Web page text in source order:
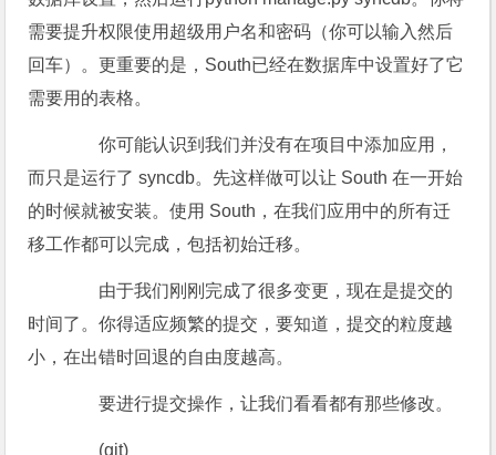
需要提升权限使用超级用户名和密码（你可以输入然后
回车）。更重要的是，South已经在数据库中设置好了它
需要用的表格。
你可能认识到我们并没有在项目中添加应用，
而只是运行了 syncdb。先这样做可以让 South 在一开始
的时候就被安装。使用 South，在我们应用中的所有迁
移工作都可以完成，包括初始迁移。
由于我们刚刚完成了很多变更，现在是提交的
时间了。你得适应频繁的提交，要知道，提交的粒度越
小，在出错时回退的自由度越高。
要进行提交操作，让我们看看都有那些修改。
(git)